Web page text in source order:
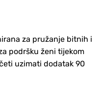
za pružanje bitnih i
podršku ženi tijekom
uzimati dodatak 90